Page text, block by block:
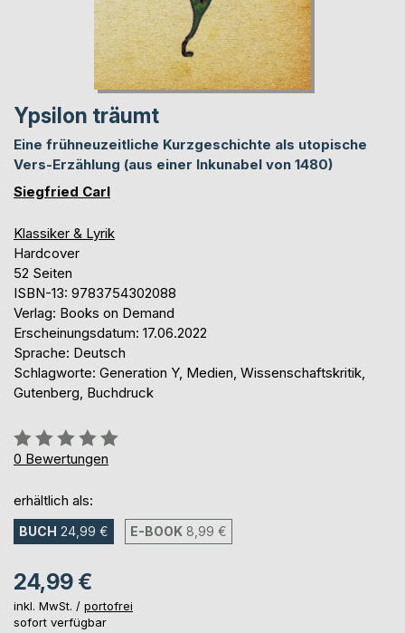
Ypsilon träumt
Eine frühneuzeitliche Kurzgeschichte als utopische
Vers-Erzählung (aus einer Inkunabel von 1480)
Siegfried Carl
Klassiker & Lyrik
Hardcover
52 Seiten
ISBN-13: 9783754302088
Verlag: Books on Demand
Erscheinungsdatum: 17.06.2022
Sprache: Deutsch
Schlagworte: Generation Y, Medien, Wissenschaftskritik,
Gutenberg, Buchdruck
Bewertung::
0%
0 Bewertungen
erhältlich als:
BUCH 24,99 € E-BOOK 8,99 €
24,99 €
inkl. MwSt. / portofrei
sofort verfügbar